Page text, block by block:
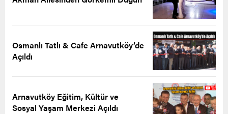
Osmanlı Tatlı & Cafe Arnavutköy’de
Açıldı
Arnavutköy Eğitim, Kültür ve
Sosyal Yaşam Merkezi Açıldı